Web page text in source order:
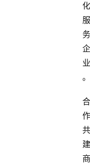
化
服
务
企
业
。
合
作
共
建
商